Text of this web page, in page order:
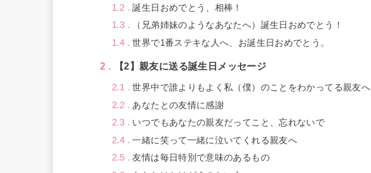
1.2
誕生日おめでとう、相棒！
1.3
（兄弟姉妹のようなあなたへ）誕生日おめでとう！
1.4
世界で1番ステキな人へ、お誕生日おめでとう。
2 【2】親友に送る誕生日メッセージ
2.1
世界中で誰よりもよく私（僕）のことをわかってる親友へ
2.2
あなたとの友情に感謝
2.3
いつでもあなたの親友だってこと、忘れないで
2.4
一緒に笑って一緒に泣いてくれる親友へ
2.5
友情は毎日特別で意味のあるもの